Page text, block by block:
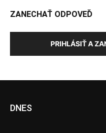
ZANECHAŤ ODPOVEĎ
PRIHLÁSIŤ A
DNES